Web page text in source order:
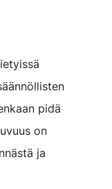
pidä
on
ja